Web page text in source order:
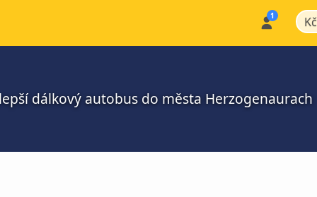
Kč
dálkový autobus do města Herzogenaurach